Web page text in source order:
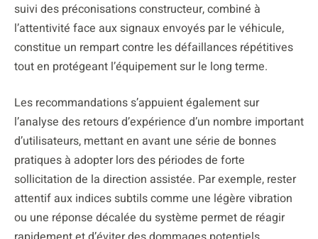
suivi des préconisations constructeur, combiné à
l’attentivité face aux signaux envoyés par le véhicule,
constitue un rempart contre les défaillances répétitives
tout en protégeant l’équipement sur le long terme.
Les recommandations s’appuient également sur
l’analyse des retours d’expérience d’un nombre important
d’utilisateurs, mettant en avant une série de bonnes
pratiques à adopter lors des périodes de forte
sollicitation de la direction assistée. Par exemple, rester
attentif aux indices subtils comme une légère vibration
ou une réponse décalée du système permet de réagir